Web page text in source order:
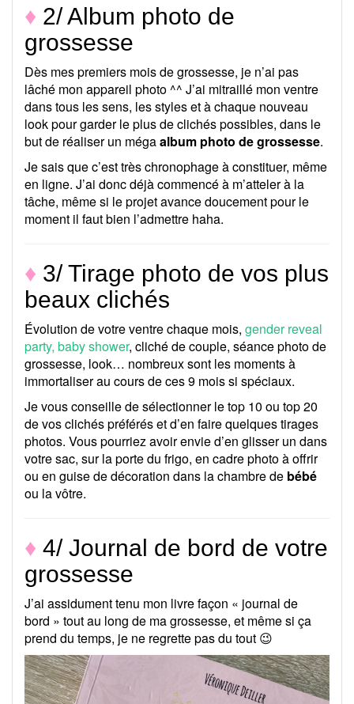
♦ 2/ Album photo de
grossesse
Dès mes premiers mois de grossesse, je n’ai pas
lâché mon appareil photo ^^ J’ai mitraillé mon ventre
dans tous les sens, les styles et à chaque nouveau
look pour garder le plus de clichés possibles, dans le
but de réaliser un mégaalbum photo de grossesse.
Je sais que c’est très chronophage à constituer, même
en ligne. J’ai donc déjà commencé à m’atteler à la
tâche, même si le projet avance doucement pour le
moment il faut bien l’admettre haha.
♦ 3/ Tirage photo de vos plus
beaux clichés
Évolution de votre ventre chaque mois, gender reveal
party, baby shower, cliché de couple, séance photo de
grossesse, look… nombreux sont les moments à
immortaliser au cours de ces 9 mois si spéciaux.
Je vous conseille de sélectionner le top 10 ou top 20
de vos clichés préférés et d’en faire quelques tirages
photos. Vous pourriez avoir envie d’en glisser un dans
votre sac, sur la porte du frigo, en cadre photo à offrir
ou en guise de décoration dans la chambre de bébé
ou la vôtre.
♦ 4/ Journal de bord de votre
grossesse
J’ai assidument tenu mon livre façon « journal de
bord » tout au long de ma grossesse, et même si ça
prend du temps, je ne regrette pas du tout 😉